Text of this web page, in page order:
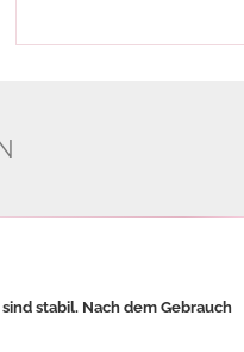
stabil. Nach dem Gebrauch